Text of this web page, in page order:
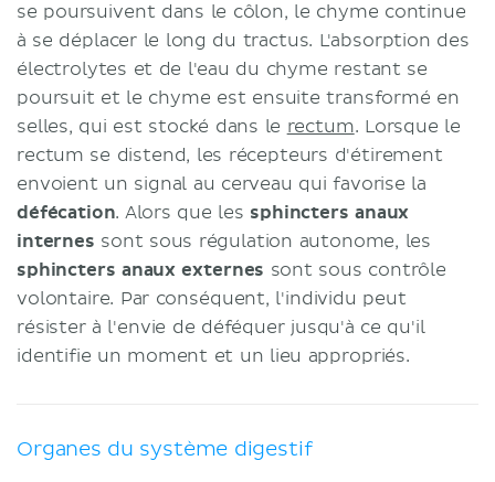
se poursuivent dans le côlon, le chyme continue
à se déplacer le long du tractus. L'absorption des
électrolytes et de l'eau du chyme restant se
poursuit et le chyme est ensuite transformé en
selles, qui est stocké dans le rectum. Lorsque le
rectum se distend, les récepteurs d'étirement
envoient un signal au cerveau qui favorise la
défécation. Alors que les sphincters anaux
internes sont sous régulation autonome, les
sphincters anaux externes sont sous contrôle
volontaire. Par conséquent, l'individu peut
résister à l'envie de déféquer jusqu'à ce qu'il
identifie un moment et un lieu appropriés.
Organes du système digestif